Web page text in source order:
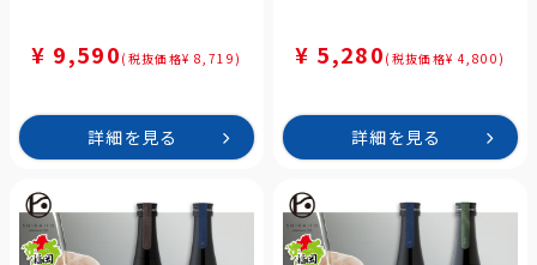
¥ 9,590 (税抜価格¥ 8,719)
詳細を見る
¥ 5,280 (税抜価格¥ 4,800)
詳細を見る